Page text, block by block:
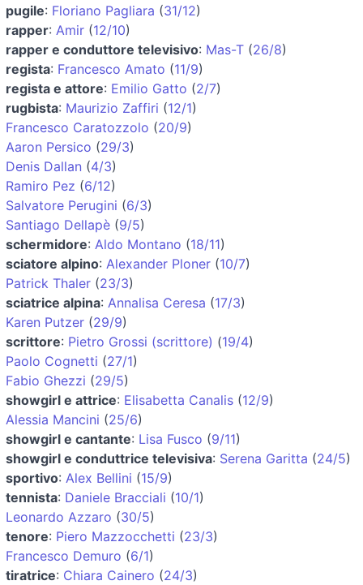
pugile: Floriano Pagliara (31/12)
rapper: Amir (12/10)
rapper e conduttore televisivo: Mas-T (26/8)
regista: Francesco Amato (11/9)
regista e attore: Emilio Gatto (2/7)
rugbista: Maurizio Zaffiri (12/1)
Francesco Caratozzolo (20/9)
Aaron Persico (29/3)
Denis Dallan (4/3)
Ramiro Pez (6/12)
Salvatore Perugini (6/3)
Santiago Dellapè (9/5)
schermidore: Aldo Montano (18/11)
sciatore alpino: Alexander Ploner (10/7)
Patrick Thaler (23/3)
sciatrice alpina: Annalisa Ceresa (17/3)
Karen Putzer (29/9)
scrittore: Pietro Grossi (scrittore) (19/4)
Paolo Cognetti (27/1)
Fabio Ghezzi (29/5)
showgirl e attrice: Elisabetta Canalis (12/9)
Alessia Mancini (25/6)
showgirl e cantante: Lisa Fusco (9/11)
showgirl e conduttrice televisiva: Serena Garitta (24/5)
sportivo: Alex Bellini (15/9)
tennista: Daniele Bracciali (10/1)
Leonardo Azzaro (30/5)
tenore: Piero Mazzocchetti (23/3)
Francesco Demuro (6/1)
tiratrice: Chiara Cainero (24/3)